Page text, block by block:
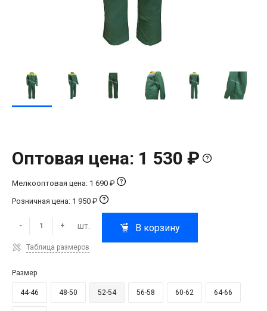
Оптовая цена: 1 530 ₽
Мелкооптовая цена: 1 690 ₽
Розничная цена: 1 950 ₽
- + шт. В корзину
Таблица размеров
Размер
44-46 48-50 52-54 56-58 60-62 64-66